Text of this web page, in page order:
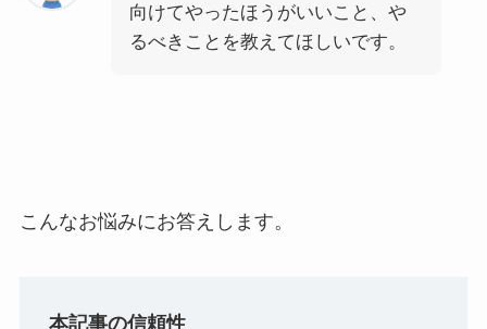
向けてやったほうがいいこと、や
るべきことを教えてほしいです。
こんなお悩みにお答えします。
本記事の信頼性